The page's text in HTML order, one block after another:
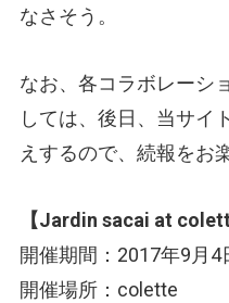
なさそう。
なお、各コラボレーシ
しては、後日、当サイ
えするので、続報をお
【Jardin sacai at
開催期間：2017年9月4
開催場所：colette